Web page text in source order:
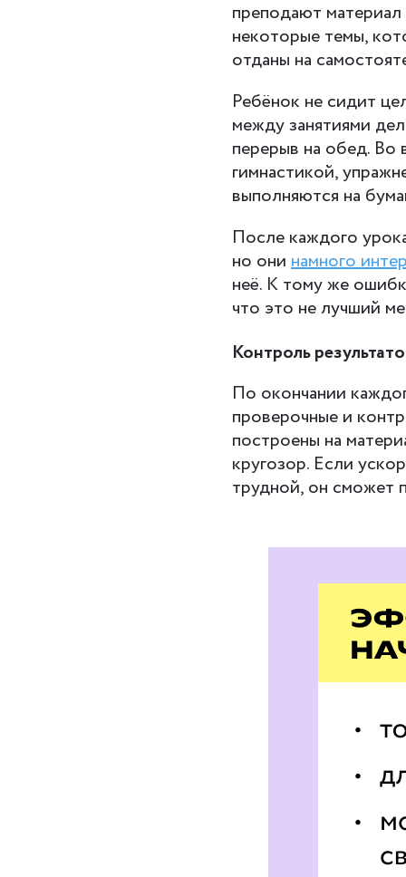
преподают
некоторые темы,
отданы на
Ребёнок не сидит
между занятиями
перерыв на обед. Во
гимнастикой,
выполняются на
После каждого
но они намного
неё. К тому же
что это не лучший
Контроль
По окончании
проверочные и
построены на
кругозор. Если
трудной, он сможет